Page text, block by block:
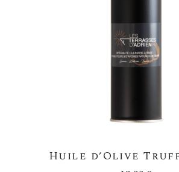
Huile d’Olive